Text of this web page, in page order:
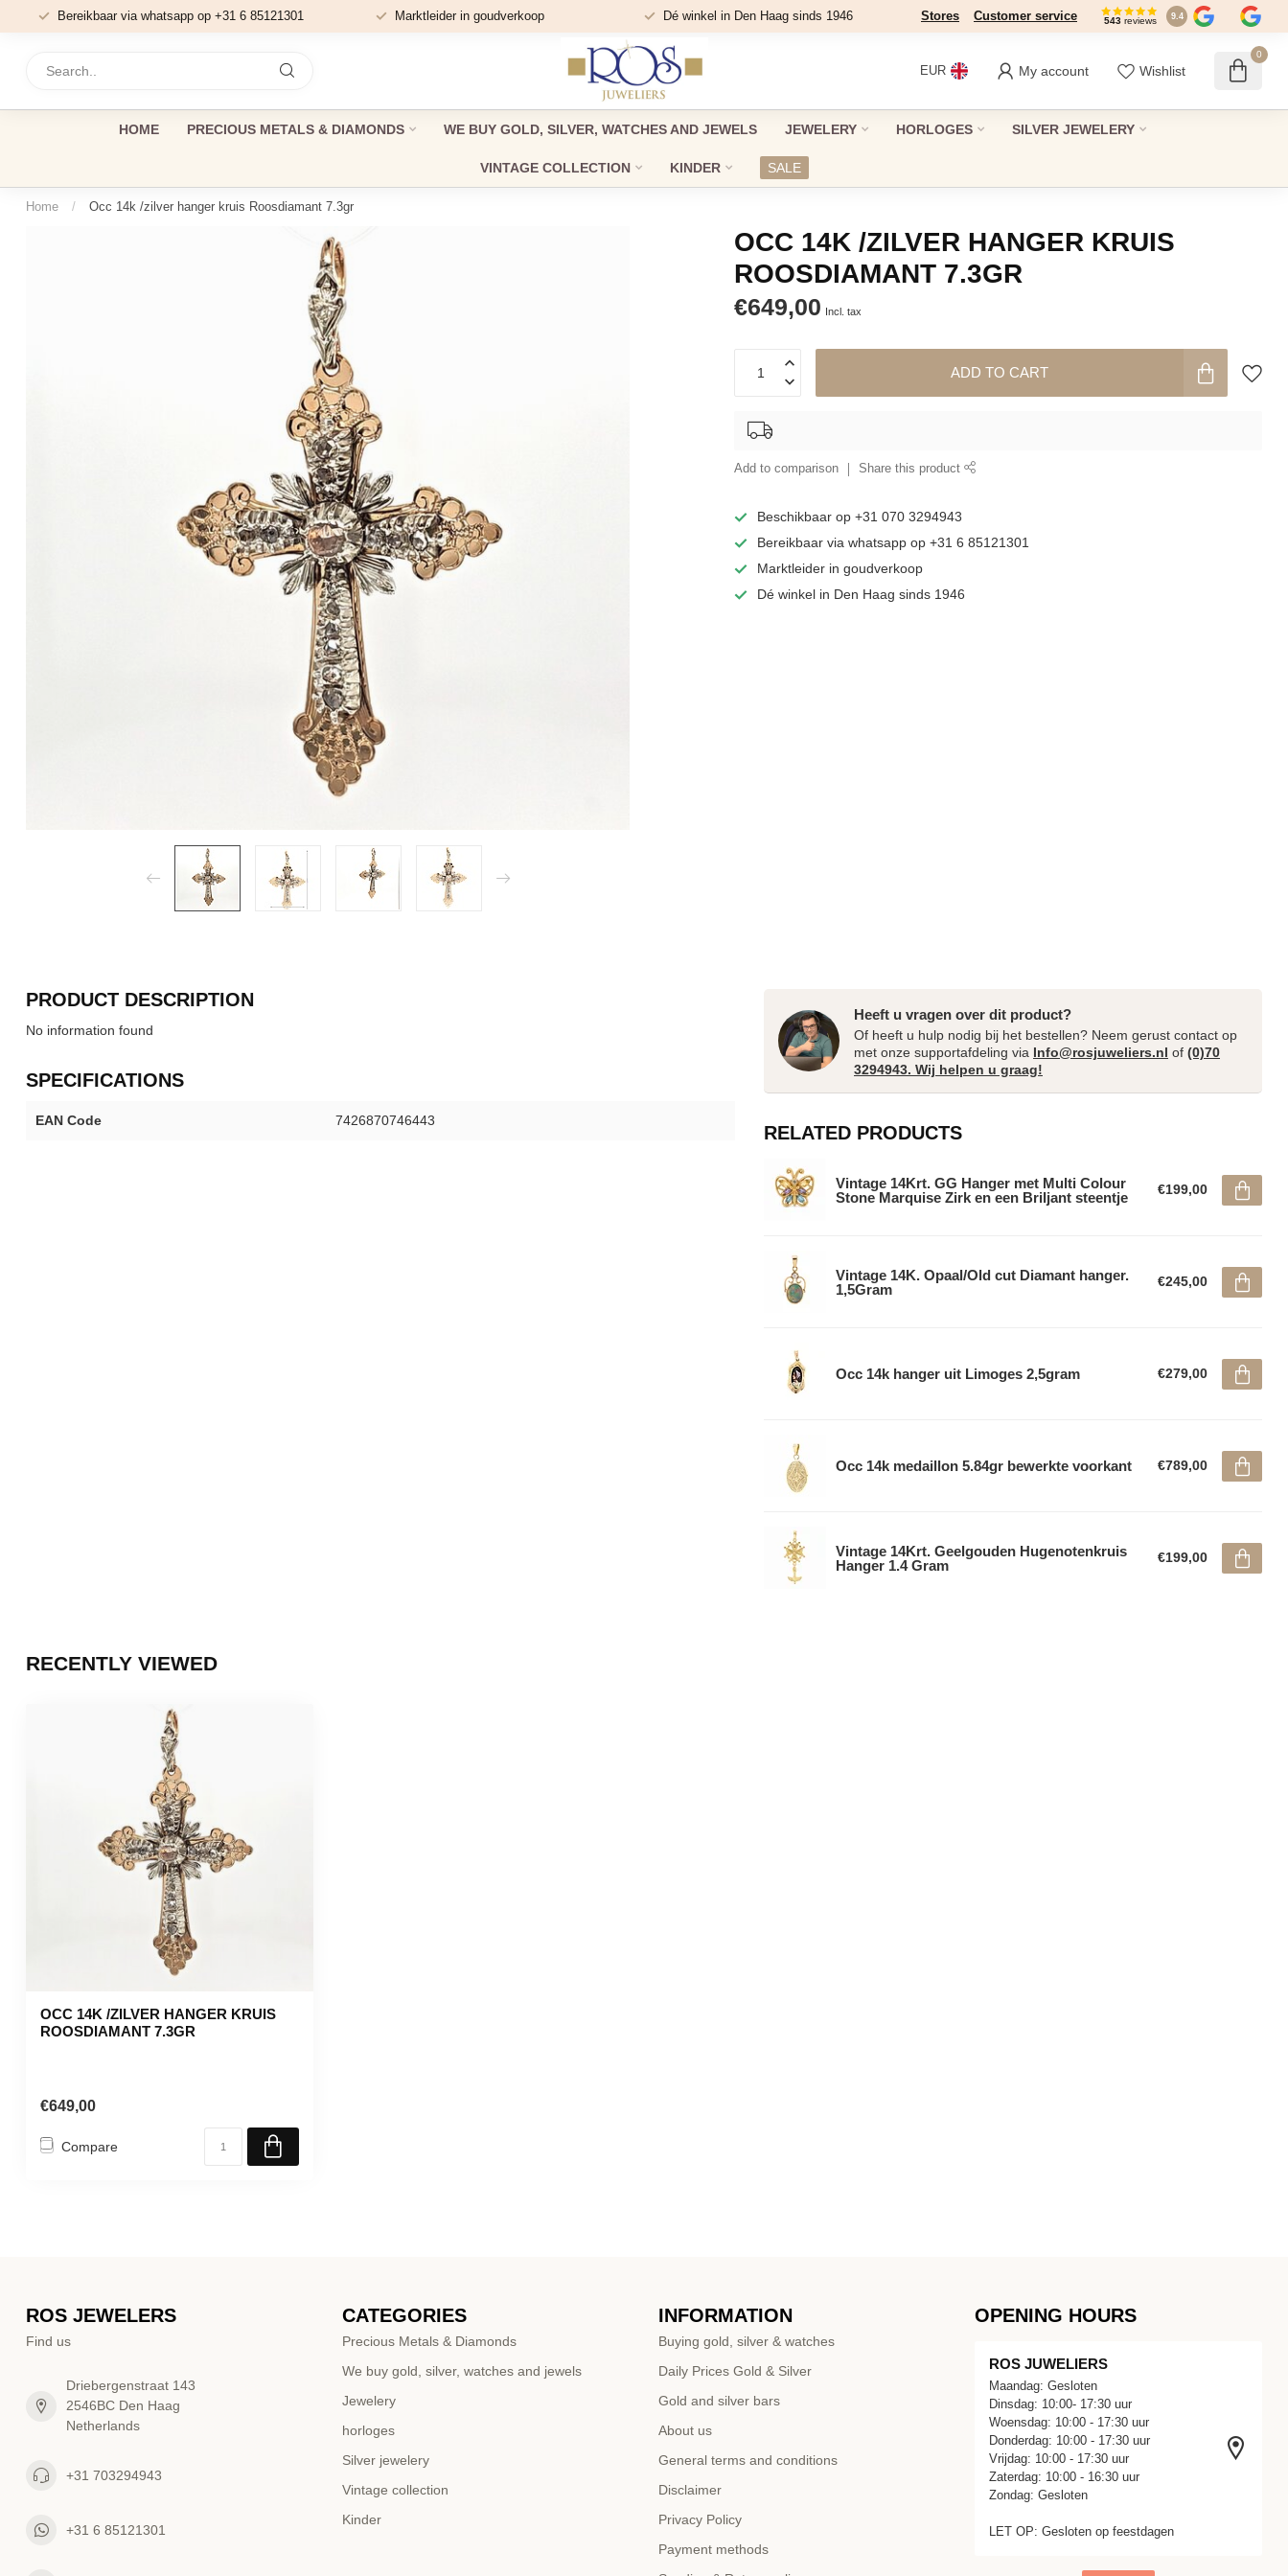
Bereikbaar via whatsapp op +31 6 85121301 Marktleider in goudverkoop Dé winkel in Den Haag sinds 1946 Stores Customer service 543 reviews 9.4
EUR My account Wishlist
0
HOME PRECIOUS METALS & DIAMONDS WE BUY GOLD, SILVER, WATCHES AND JEWELS JEWELERY HORLOGES SILVER JEWELERY
VINTAGE COLLECTION KINDER SALE
Home / Occ 14k /zilver hanger kruis Roosdiamant 7.3gr
OCC 14K /ZILVER HANGER KRUIS
ROOSDIAMANT 7.3GR
€649,00 Incl. tax
ADD TO CART
Add to comparison Share this product
Beschikbaar op +31 070 3294943
Bereikbaar via whatsapp op +31 6 85121301
Marktleider in goudverkoop
Dé winkel in Den Haag sinds 1946
PRODUCT DESCRIPTION
No information found
SPECIFICATIONS
EAN Code 7426870746443
Heeft u vragen over dit product?
Of heeft u hulp nodig bij het bestellen? Neem gerust contact op
met onze supportafdeling via Info@rosjuweliers.nl of (0)70
3294943. Wij helpen u graag!
RELATED PRODUCTS
Vintage 14Krt. GG Hanger met Multi Colour
Stone Marquise Zirk en een Briljant steentje
€199,00
Vintage 14K. Opaal/Old cut Diamant hanger.
1,5Gram
€245,00
Occ 14k hanger uit Limoges 2,5gram €279,00
Occ 14k medaillon 5.84gr bewerkte voorkant €789,00
Vintage 14Krt. Geelgouden Hugenotenkruis
Hanger 1.4 Gram
€199,00
RECENTLY VIEWED
OCC 14K /ZILVER HANGER KRUIS
ROOSDIAMANT 7.3GR
€649,00
Compare
ROS JEWELERS
Find us
Driebergenstraat 143
2546BC Den Haag
Netherlands
+31 703294943
+31 6 85121301
CATEGORIES
Precious Metals & Diamonds
We buy gold, silver, watches and jewels
Jewelery
horloges
Silver jewelery
Vintage collection
Kinder
INFORMATION
Buying gold, silver & watches
Daily Prices Gold & Silver
Gold and silver bars
About us
General terms and conditions
Disclaimer
Privacy Policy
Payment methods
OPENING HOURS
ROS JUWELIERS
Maandag: Gesloten
Dinsdag: 10:00- 17:30 uur
Woensdag: 10:00 - 17:30 uur
Donderdag: 10:00 - 17:30 uur
Vrijdag: 10:00 - 17:30 uur
Zaterdag: 10:00 - 16:30 uur
Zondag: Gesloten
LET OP: Gesloten op feestdagen